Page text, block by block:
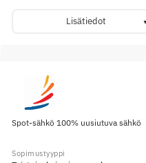
Lisätiedot
Spot-sähkö 100% uusiutuva sähkö